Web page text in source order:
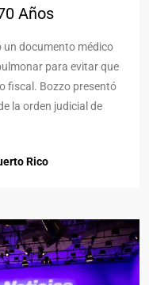
Años
un documento médico
para evitar que
fiscal. Bozzo presentó
la orden judicial de
Rico